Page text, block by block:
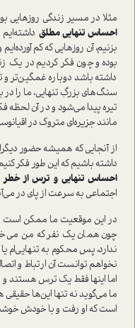
مثلا در مسیر زندگی روزهایی
احساس تنهایی مطلق
بزنیم، آن روزهایی که کم
بوده و چون فکر کردیم در یک
داشته باشد دوباره غمگین‌تر و
سنگ‌های بزرگِ تنهایی، ما را
تیره پیدا می‌شود و در آن لحظه
مانند جزیره‌ای متروک در
از آنجایی که همیشه حضور
داشته باشیم که این طور فکر
احساس تنهایی و ترس از خطر
اجتماعی به سرعت از پای در
در این موقعیت ما ممکن است
چون همان یک نفر که من
ندارد، پس محکوم به تنهایی‌ام
نخواهم توانست آن ارتباط و
اما اینها فقط یک ترس هستند و
ما می‌گوید نه تنها این‌ها
است که او رفت و با خودش